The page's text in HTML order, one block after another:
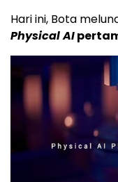
Hari ini, Bota
Physical AI